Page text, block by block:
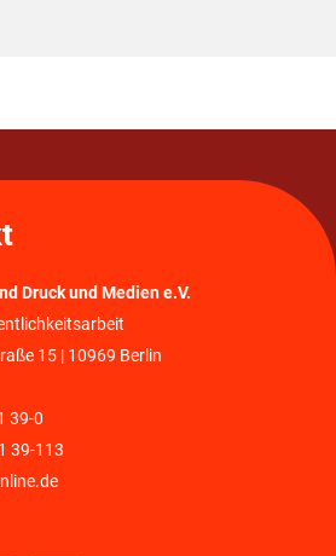
Druck und Medien e.V.
15 | 10969 Berlin
39-0
39-113